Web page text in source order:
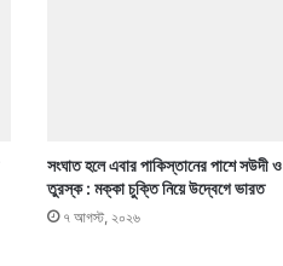
সংঘাত হলে এবার পাকিস্তানের পাশে সউদী ও
তুরস্ক : মক্কা চুক্তি নিয়ে উদ্বেগে ভারত
৭ আগস্ট, ২০২৬